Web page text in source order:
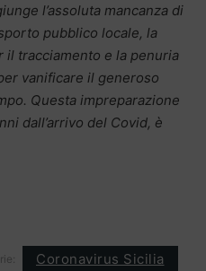
l’assoluta mancanza di
pubblico locale, la
il tracciamento e la penuria
vanificare il generoso
Questa impreparazione
dall’arrivo del Covid, è
Coronavirus Sicilia